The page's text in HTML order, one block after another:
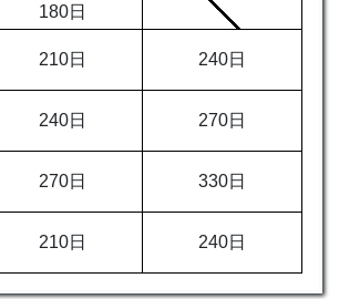
180日
210日 240日
240日 270日
270日 330日
210日 240日